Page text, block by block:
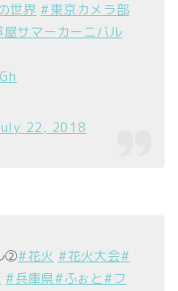
世界 #東京カメラ部
サマーカーニバル
22, 2018
②#花火 #花火大会#
#兵庫県#ふぉと #フ